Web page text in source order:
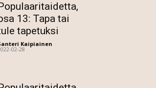
13: Tapa tai
tapetuksi
Kaipiainen -
02-28